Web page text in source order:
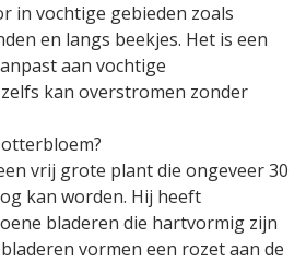
in vochtige gebieden zoals
en langs beekjes. Het is een
aan vochtige
kan overstromen zonder
vrij grote plant die ongeveer 30
kan worden. Hij heeft
bladeren die hartvormig zijn
vormen een rozet aan de